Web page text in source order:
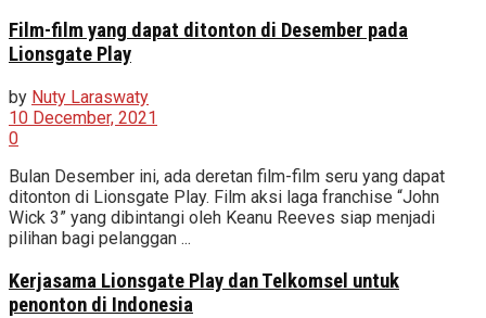
Film-film yang dapat ditonton di Desember pada
Lionsgate Play
by Nuty Laraswaty
10 December, 2021
0
Bulan Desember ini, ada deretan film-film seru yang dapat
ditonton di Lionsgate Play. Film aksi laga franchise “John
Wick 3” yang dibintangi oleh Keanu Reeves siap menjadi
pilihan bagi pelanggan ...
Kerjasama Lionsgate Play dan Telkomsel untuk
penonton di Indonesia